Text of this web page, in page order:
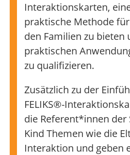
Interaktionskarten,
praktische Methode
den Familien zu bieten
praktischen
zu qualifizieren.
Zusätzlich zu der
FELIKS®-
die Referent*innen der
Kind Themen wie die
Interaktion und geben